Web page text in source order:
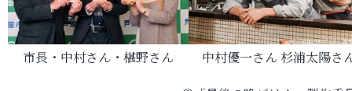
市長・中村さん・椹野さん 中村優一さん 杉浦太陽さ